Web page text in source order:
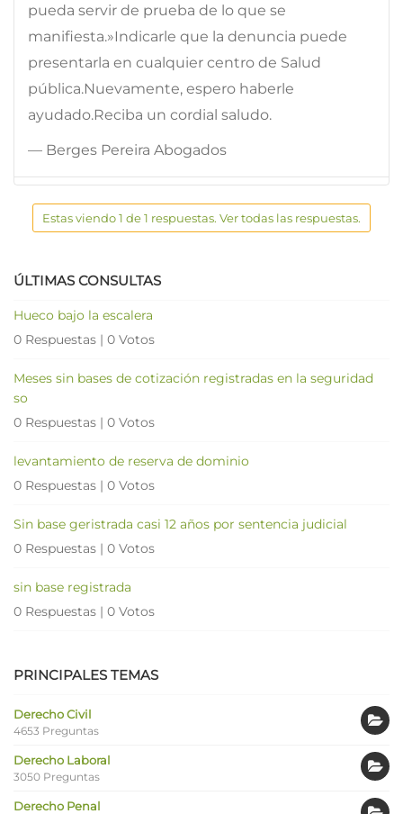
pueda servir de prueba de lo que se
manifiesta.»Indicarle que la denuncia puede
presentarla en cualquier centro de Salud
pública.Nuevamente, espero haberle
ayudado.Reciba un cordial saludo.
— Berges Pereira Abogados
Estas viendo 1 de 1 respuestas. Ver todas las respuestas.
ÚLTIMAS CONSULTAS
Hueco bajo la escalera
0 Respuestas | 0 Votos
Meses sin bases de cotización registradas en la seguridad
so
0 Respuestas | 0 Votos
levantamiento de reserva de dominio
0 Respuestas | 0 Votos
Sin base geristrada casi 12 años por sentencia judicial
0 Respuestas | 0 Votos
sin base registrada
0 Respuestas | 0 Votos
PRINCIPALES TEMAS
Derecho Civil
4653 Preguntas
Derecho Laboral
3050 Preguntas
Derecho Penal